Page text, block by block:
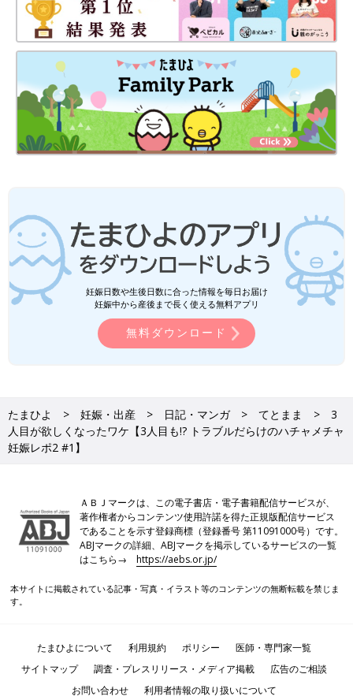
妊娠日数や生後日数に合った情報を毎日お届け
妊娠中から産後まで長く使える無料アプリ
無料ダウンロード
たまひよ 妊娠・出産 日記・マンガ てとまま
3
人目が欲しくなったワケ【3人目も!? トラブルだらけのハチャメチャ
妊娠レポ2 #1】
ＡＢＪマークは、この電子書店・電子書籍配信サービスが、
著作権者からコンテンツ使用許諾を得た正規版配信サービス
であることを示す登録商標（登録番号 第11091000号）です。
ABJマークの詳細、ABJマークを掲示しているサービスの一覧
はこちら→https://aebs.or.jp/
本サイトに掲載されている記事・写真・イラスト等のコンテンツの無断転載を禁じま
す。
たまひよについて 利用規約 ポリシー
医師・専門家一覧
サイトマップ
調査・プレスリリース・メディア掲載
広告のご相談
お問い合わせ
利用者情報の取り扱いについて